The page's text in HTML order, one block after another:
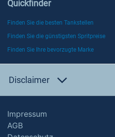
Quickfinder
Finden Sie die besten Tankstellen
Finden Sie die günstigsten Spritpreise
Finden Sie Ihre bevorzugte Marke
Disclaimer
Impressum
AGB